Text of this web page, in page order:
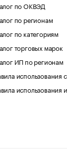
по ОКВЭД
по регионам
по категориям
торговых марок
ИП по регионам
использования
использования